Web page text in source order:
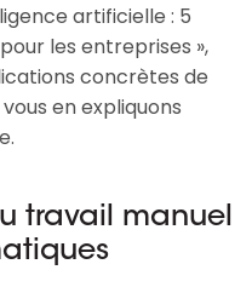
artificielle : 5
les entreprises »,
concrètes de
en expliquons
travail manuel